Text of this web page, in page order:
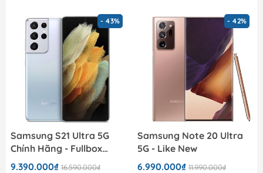
- 43%
Samsung S21 Ultra 5G
Chính Hãng - Fullbox
100%
9.390.000₫ 16.590.000₫
- 42%
Samsung Note 20 Ultra
5G - Like New
6.990.000₫ 11.990.000₫